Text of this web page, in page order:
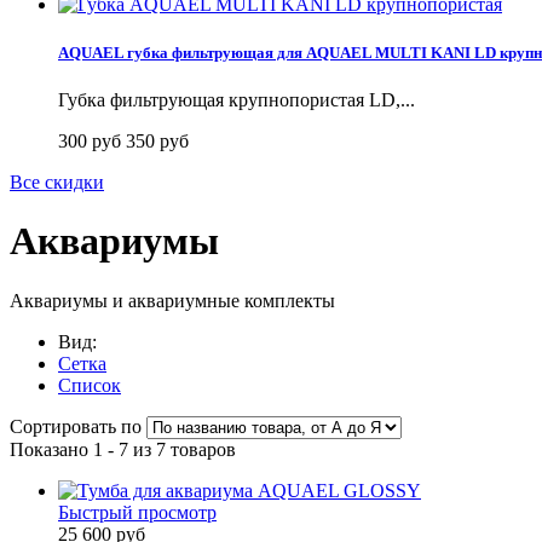
AQUAEL губка фильтрующая для AQUAEL MULTI KANI LD
Губка фильтрующая крупнопористая LD,...
300 руб 350 руб
Все скидки
Аквариумы
Аквариумы и аквариумные комплекты
Вид:
Сетка
Список
Сортировать по
Показано 1 - 7 из 7 товаров
Быстрый просмотр
25 600 руб